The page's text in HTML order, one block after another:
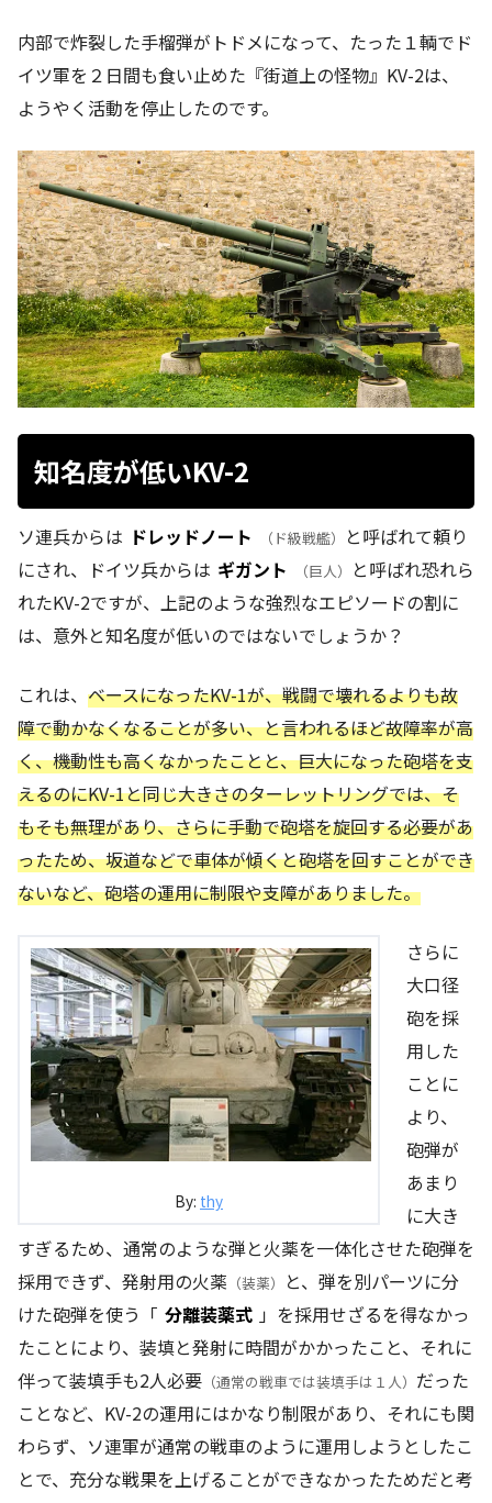
内部で炸裂した手榴弾がトドメになって、たった１輌でド
イツ軍を２日間も食い止めた『街道上の怪物』KV-2は、
ようやく活動を停止したのです。
知名度が低いKV-2
ソ連兵からは ドレッドノート （ド級戦艦）
と呼ばれて頼り
にされ、ドイツ兵からは ギガント （巨人）
と呼ばれ恐れら
れたKV-2ですが、上記のような強烈なエピソードの割に
は、意外と知名度が低いのではないでしょうか？
これは、 ベースになったKV-1が、戦闘で壊れるよりも故
障で動かなくなることが多い、と言われるほど故障率が高
く、機動性も高くなかったことと、巨大になった砲塔を支
えるのにKV-1と同じ大きさのターレットリングでは、そ
もそも無理があり、さらに手動で砲塔を旋回する必要があ
ったため、坂道などで車体が傾くと砲塔を回すことができ
ないなど、砲塔の運用に制限や支障がありました。
By: thy
さらに
大口径
砲を採
用した
ことに
より、
砲弾が
あまり
に大き
すぎるため、通常のような弾と火薬を一体化させた砲弾を
採用できず、発射用の火薬 （装薬）
と、弾を別パーツに分
けた砲弾を使う「 分離装薬式 」を採用せざるを得なかっ
たことにより、装填と発射に時間がかかったこと、それに
伴って装填手も2人必要 （通常の戦車では装填手は１人） だった
ことなど、KV-2の運用にはかなり制限があり、それにも関
わらず、ソ連軍が通常の戦車のように運用しようとしたこ
とで、充分な戦果を上げることができなかったためだと考